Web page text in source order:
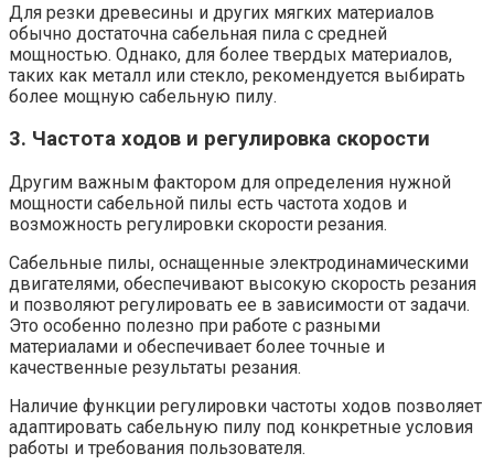
Для резки древесины и других мягких материалов
обычно достаточна сабельная пила с средней
мощностью. Однако, для более твердых материалов,
таких как металл или стекло, рекомендуется выбирать
более мощную сабельную пилу.
3. Частота ходов и регулировка скорости
Другим важным фактором для определения нужной
мощности сабельной пилы есть частота ходов и
возможность регулировки скорости резания.
Сабельные пилы, оснащенные электродинамическими
двигателями, обеспечивают высокую скорость резания
и позволяют регулировать ее в зависимости от задачи.
Это особенно полезно при работе с разными
материалами и обеспечивает более точные и
качественные результаты резания.
Наличие функции регулировки частоты ходов позволяет
адаптировать сабельную пилу под конкретные условия
работы и требования пользователя.